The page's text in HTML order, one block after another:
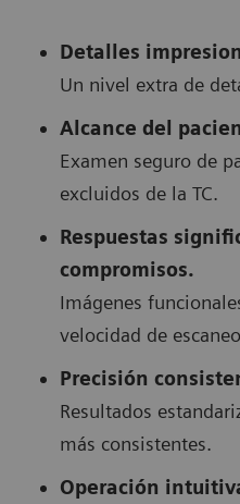
Detalles
Un nivel extra de
Alcance del
Examen seguro de
excluidos de la TC.
Respuestas
compromisos.
Imágenes
velocidad de
Precisión
Resultados
más consistentes.
Operación